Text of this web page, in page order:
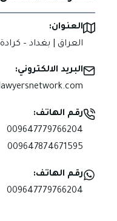
العنوان:
العراق | بغداد –
البريد الالكتروني:
رقم الهاتف:
009647779766204
009647874671595
رقم الهاتف:
009647779766204